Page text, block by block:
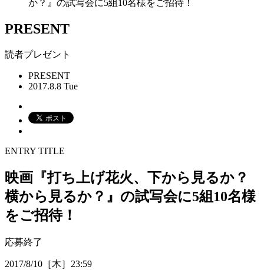
か？』の試写会に5組10名様をご招待！
PRESENT
読者プレゼント
PRESENT
2017.8.8 Tue
ENTRY TITLE
映画『打ち上げ花火、下から見るか？
横から見るか？』の試写会に5組10名様
をご招待！
応募終了
2017/8/10［木］23:59